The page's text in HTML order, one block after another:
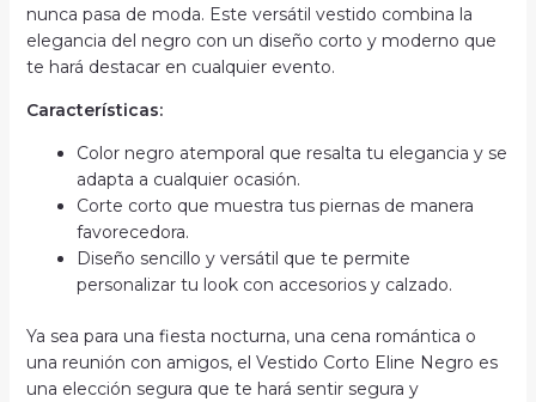
nunca pasa de moda. Este versátil vestido combina la
elegancia del negro con un diseño corto y moderno que
te hará destacar en cualquier evento.
Características:
Color negro atemporal que resalta tu elegancia y se
adapta a cualquier ocasión.
Corte corto que muestra tus piernas de manera
favorecedora.
Diseño sencillo y versátil que te permite
personalizar tu look con accesorios y calzado.
Ya sea para una fiesta nocturna, una cena romántica o
una reunión con amigos, el Vestido Corto Eline Negro es
una elección segura que te hará sentir segura y